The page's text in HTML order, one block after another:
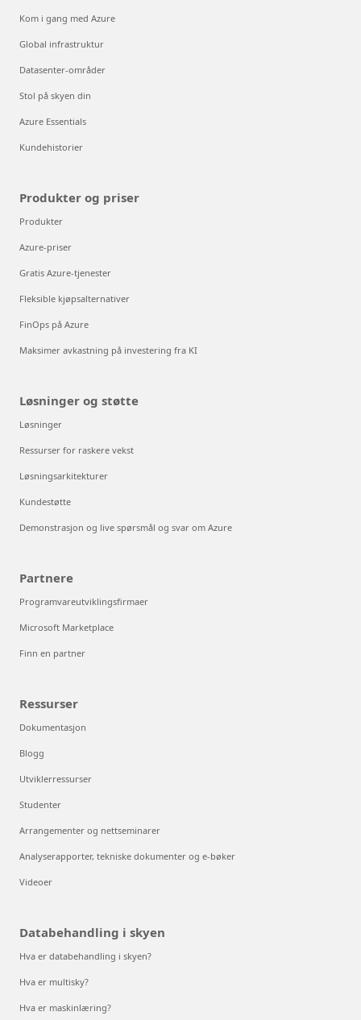
Kom i gang med Azure
Global infrastruktur
Datasenter-områder
Stol på skyen din
Azure Essentials
Kundehistorier
Produkter og priser
Produkter
Azure-priser
Gratis Azure-tjenester
Fleksible kjøpsalternativer
FinOps på Azure
Maksimer avkastning på investering fra KI
Løsninger og støtte
Løsninger
Ressurser for raskere vekst
Løsningsarkitekturer
Kundestøtte
Demonstrasjon og live spørsmål og svar om Azure
Partnere
Programvareutviklingsfirmaer
Microsoft Marketplace
Finn en partner
Ressurser
Dokumentasjon
Blogg
Utviklerressurser
Studenter
Arrangementer og nettseminarer
Analyserapporter, tekniske dokumenter og e-bøker
Videoer
Databehandling i skyen
Hva er databehandling i skyen?
Hva er multisky?
Hva er maskinlæring?